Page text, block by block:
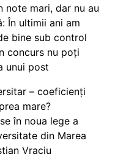
note mari, dar nu au
În ultimii ani am
bine sub control
concurs nu poți
unui post
– coeficienți
mare?
în noua lege a
din Marea
Vraciu